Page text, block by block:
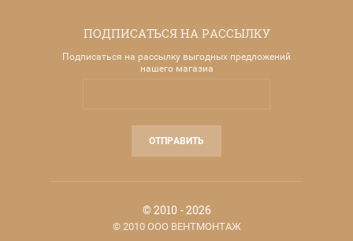
ПОДПИСАТЬСЯ НА РАССЫЛКУ
Подписаться на рассылку выгодных предложений
нашего магазиа
ОТПРАВИТЬ
© 2010 - 2026
© 2010 ООО ВЕНТМОНТАЖ